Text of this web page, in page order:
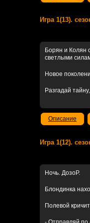
Игра 1(13).
Борян и Колян
светлыми
Новое
Разгадай
Описание
Игра 1(12).
Ночь. ДозоР.
Блондинка
Полевой